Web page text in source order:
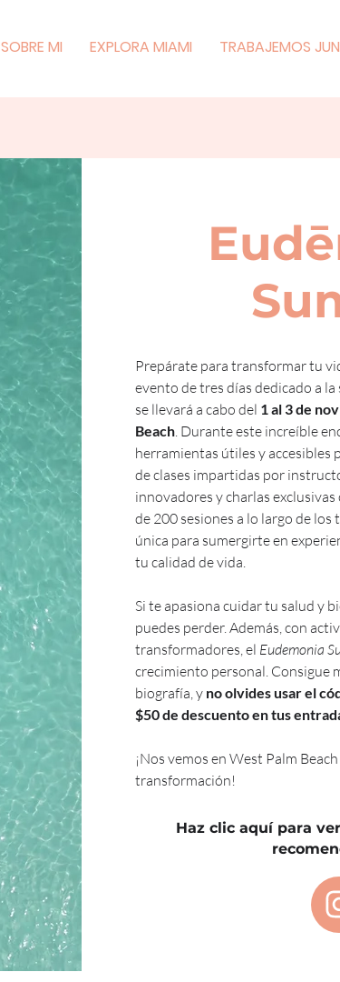
SOBRE MI EXPLORA MIAMI TRABAJEMOS
Prepárate para transformar tu
evento de tres días dedicado a
se llevará a cabo del 1 al 3 de
Beach . Durante este increíble
herramientas útiles y accesibles
de clases impartidas por
innovadores y charlas
de 200 sesiones a lo largo de
única para sumergirte en
tu calidad de vida.
Si te apasiona cuidar tu salud y
puedes perder. Además, con
transformadores, el Eudemonia
crecimiento personal. Consigue
biografía, y no olvides usar el
$50 de descuento en tus
¡Nos vemos en West Palm
transformación!
Haz clic aquí para